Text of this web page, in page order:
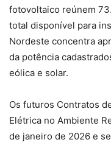
fotovoltaico reúnem
total disponível para
Nordeste concentra
da potência
eólica e solar.
Os futuros Contratos
Elétrica no Ambiente
de janeiro de 2026 e